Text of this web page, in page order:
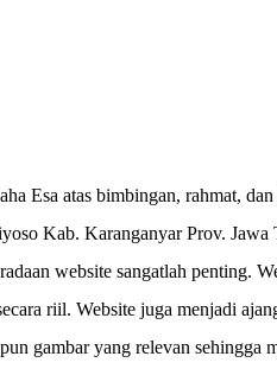
Esa atas bimbingan, rahmat,
Kab. Karanganyar Prov. Jawa
website sangatlah penting.
riil. Website juga menjadi
gambar yang relevan sehingga